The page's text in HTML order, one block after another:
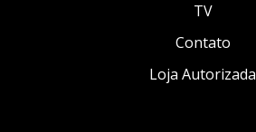
TV
Contato
Loja Autorizada